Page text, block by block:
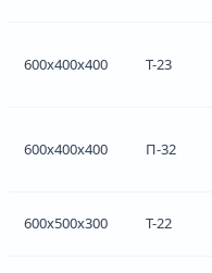
600x400x400 Т-23
600x400x400 П-32
600x500x300 Т-22